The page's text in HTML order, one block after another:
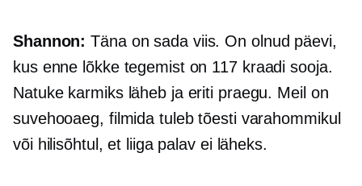
Shannon: Täna on sada viis. On olnud päevi,
kus enne lõkke tegemist on 117 kraadi sooja.
Natuke karmiks läheb ja eriti praegu. Meil on
suvehooaeg, filmida tuleb tõesti varahommikul
või hilisõhtul, et liiga palav ei läheks.